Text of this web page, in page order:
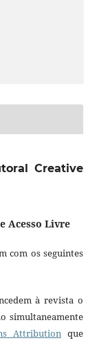
Creative
Acesso Livre
com os seguintes
à revista o
simultaneamente
Attributionque